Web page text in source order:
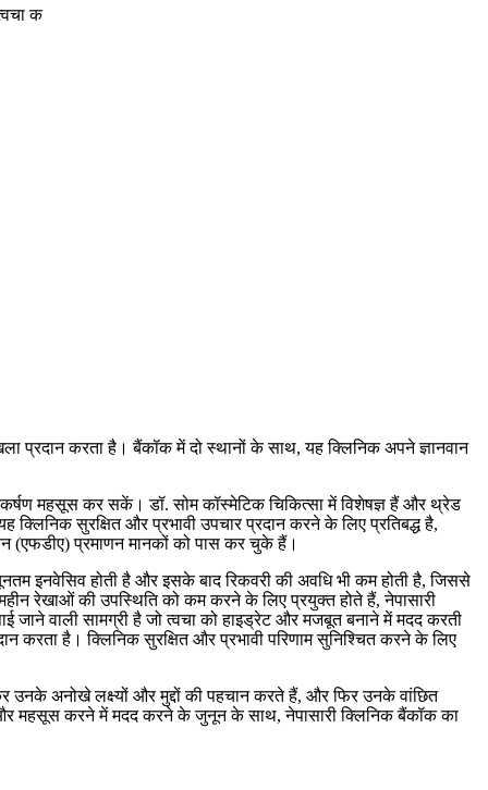
क
प्रदान करता है। बैंकॉक में दो स्थानों के साथ, यह क्लिनिक अपने ज्ञानवान
महसूस कर सकें। डॉ. सोम कॉस्मेटिक चिकित्सा में विशेषज्ञ हैं और थ्रेड
क्लिनिक सुरक्षित और प्रभावी उपचार प्रदान करने के लिए प्रतिबद्ध है,
(एफडीए) प्रमाणन मानकों को पास कर चुके हैं।
इनवेसिव होती है और इसके बाद रिकवरी की अवधि भी कम होती है, जिससे
रेखाओं की उपस्थिति को कम करने के लिए प्रयुक्त होते हैं, नेपासारी
जाने वाली सामग्री है जो त्वचा को हाइड्रेट और मजबूत बनाने में मदद करती
है। क्लिनिक सुरक्षित और प्रभावी परिणाम सुनिश्चित करने के लिए
उनके अनोखे लक्ष्यों और मुद्दों की पहचान करते हैं, और फिर उनके वांछित
और महसूस करने में मदद करने के जुनून के साथ, नेपासारी क्लिनिक बैंकॉक का